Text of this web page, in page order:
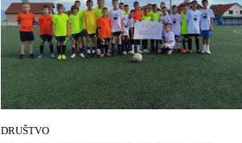
DRUŠTVO